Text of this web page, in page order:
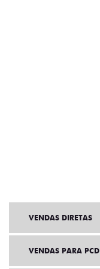
VENDAS DIRETAS
VENDAS PARA PCD